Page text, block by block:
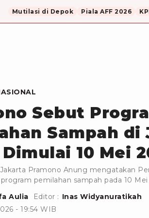
Mutilasi di Depok Piala AFF 2026
Sebut
Sampah di
10 Mei
Pramono Anung mengatakan
pemilahan sampah pada 10 Mei
Aulia Editor : Inas Widyanuratikah
- 19:54 WIB